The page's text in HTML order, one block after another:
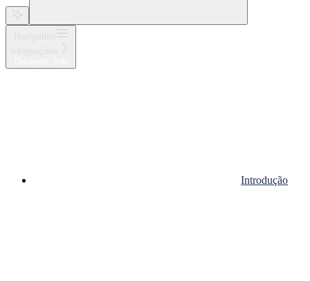
Introdução